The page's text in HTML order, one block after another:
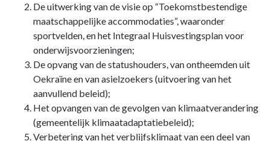
De uitwerking van de visie op “Toekomstbestendige
maatschappelijke accommodaties”, waaronder
sportvelden, en het Integraal Huisvestingsplan voor
onderwijsvoorzieningen;
De opvang van de statushouders, van ontheemden uit
Oekraïne en van asielzoekers (uitvoering van het
aanvullend beleid);
Het opvangen van de gevolgen van klimaatverandering
(gemeentelijk klimaatadaptatiebeleid);
Verbetering van het verblijfsklimaat van een deel van